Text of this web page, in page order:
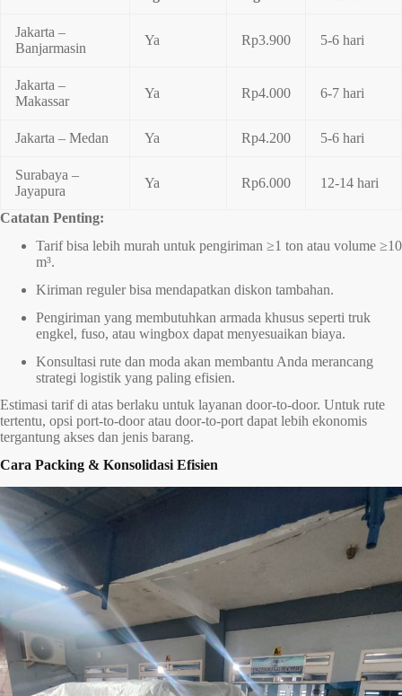
Jakarta –
Banjarmasin
Ya Rp3.900 5-6 hari
Jakarta –
Makassar
Ya Rp4.000 6-7 hari
Jakarta – Medan Ya Rp4.200 5-6 hari
Surabaya –
Jayapura
Ya Rp6.000 12-14 hari
Catatan Penting:
Tarif bisa lebih murah untuk pengiriman ≥1 ton atau volume ≥10
m³.
Kiriman reguler bisa mendapatkan diskon tambahan.
Pengiriman yang membutuhkan armada khusus seperti truk
engkel, fuso, atau wingbox dapat menyesuaikan biaya.
Konsultasi rute dan moda akan membantu Anda merancang
strategi logistik yang paling efisien.
Estimasi tarif di atas berlaku untuk layanan door-to-door. Untuk rute
tertentu, opsi port-to-door atau door-to-port dapat lebih ekonomis
tergantung akses dan jenis barang.
Cara Packing & Konsolidasi Efisien